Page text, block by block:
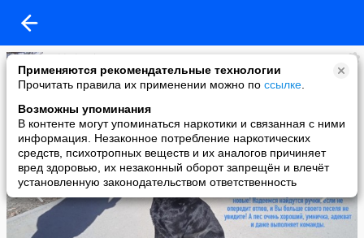
Применяются рекомендательные технологии
Прочитать правила их применении можно по ссылке
Возможны упоминания
В контенте могут упоминаться наркотики и связанная с ними
информация. Незаконное потребление наркотических
средств, психотропных веществ и их аналогов причиняет
вред здоровью, их незаконный оборот запрещён и влечёт
установленную законодательством ответственность
added a photo
09 Apr в 03:36